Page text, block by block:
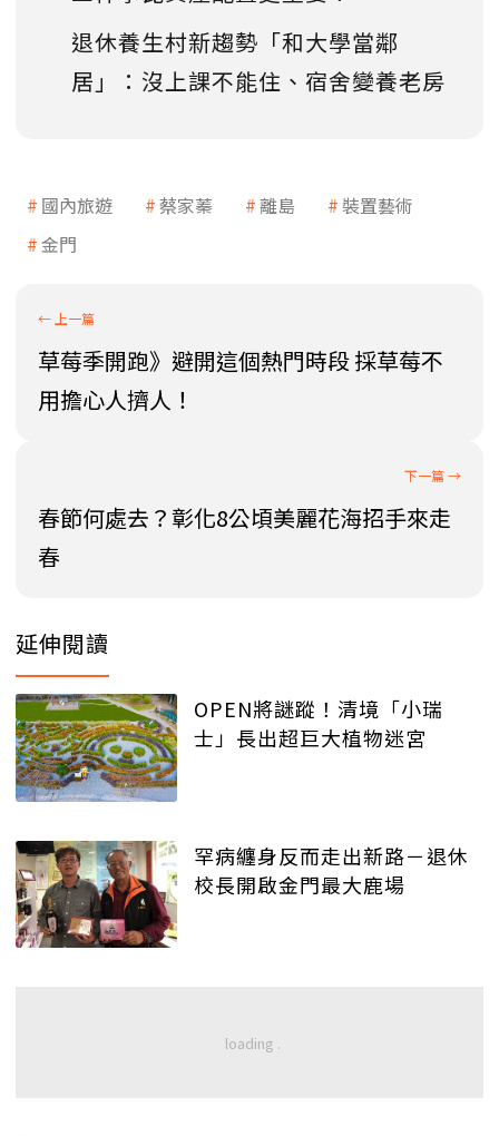
退休養生村新趨勢「和大學當鄰
居」：沒上課不能住、宿舍變養老房
國內旅遊 蔡家蓁 離島
裝置藝術
金門
草莓季開跑》避開這個熱門時段 採草莓不
用擔心人擠人！
春節何處去？彰化8公頃美麗花海招手來走
春
延伸閱讀
OPEN將謎蹤！清境「小瑞
士」長出超巨大植物迷宮
罕病纏身反而走出新路－退休
校長開啟金門最大鹿場